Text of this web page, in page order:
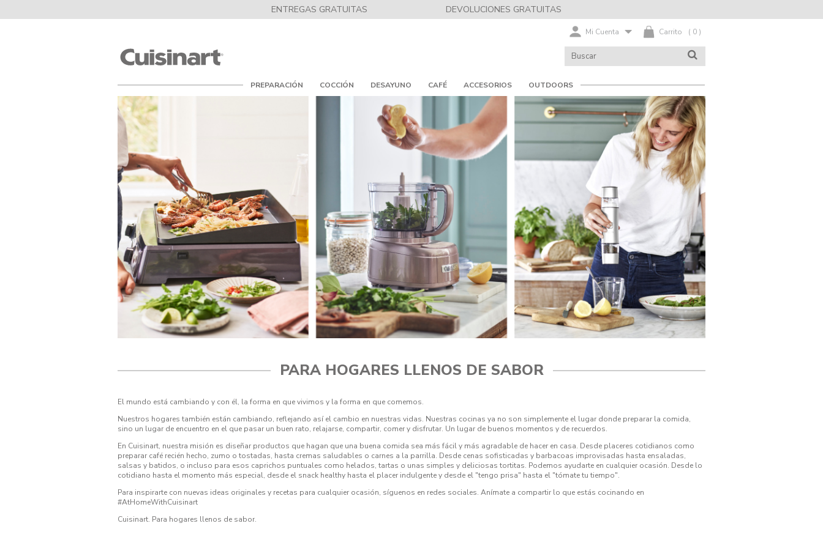
ENTREGAS GRATUITAS DEVOLUCIONES GRATUITAS
( 0 )
Carrito
Mi Cuenta
BUSCAR
EN
BUSCAR
PREPARACIÓN COCCIÓN DESAYUNO CAFÉ ACCESORIOS OUTDOORS
PARA HOGARES LLENOS DE SABOR
El mundo está cambiando y con él, la forma en que vivimos y la forma en que comemos.
Nuestros hogares también están cambiando, reflejando así el cambio en nuestras vidas. Nuestras cocinas ya no son simplemente el lugar donde preparar la comida,
sino un lugar de encuentro en el que pasar un buen rato, relajarse, compartir, comer y disfrutar. Un lugar de buenos momentos y de recuerdos.
En Cuisinart, nuestra misión es diseñar productos que hagan que una buena comida sea más fácil y más agradable de hacer en casa. Desde placeres cotidianos como
preparar café recién hecho, zumo o tostadas, hasta cremas saludables o carnes a la parrilla. Desde cenas sofisticadas y barbacoas improvisadas hasta ensaladas,
salsas y batidos, o incluso para esos caprichos puntuales como helados, tartas o unas simples y deliciosas tortitas. Podemos ayudarte en cualquier ocasión. Desde lo
cotidiano hasta el momento más especial, desde el snack healthy hasta el placer indulgente y desde el "tengo prisa" hasta el "tómate tu tiempo".
Para inspirarte con nuevas ideas originales y recetas para cualquier ocasión, síguenos en redes sociales. Anímate a compartir lo que estás cocinando en
#AtHomeWithCuisinart
Cuisinart. Para hogares llenos de sabor.